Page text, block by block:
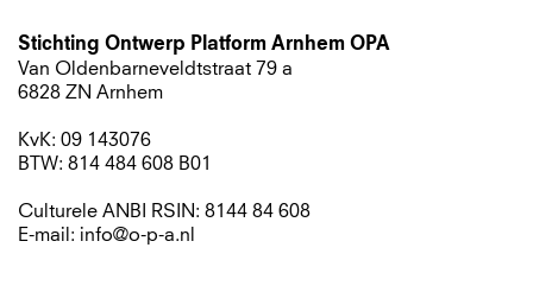
Stichting Ontwerp Platform Arnhem OPA
Van Oldenbarneveldtstraat 79 a
6828 ZN Arnhem
KvK: 09 143076
BTW: 814 484 608 B01
Culturele ANBI RSIN: 8144 84 608
E-mail: info@o-p-a.nl